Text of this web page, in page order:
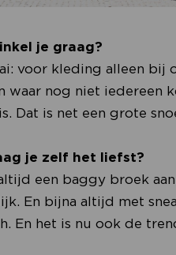
je graag?
voor kleding alleen bij
waar nog niet iedereen
Dat is net een grote
je zelf het liefst?
een baggy broek
En bijna altijd met
En het is nu ook de